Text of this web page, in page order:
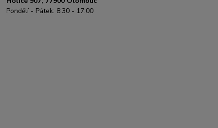
Pondělí - Pátek: 8:30 - 17:00